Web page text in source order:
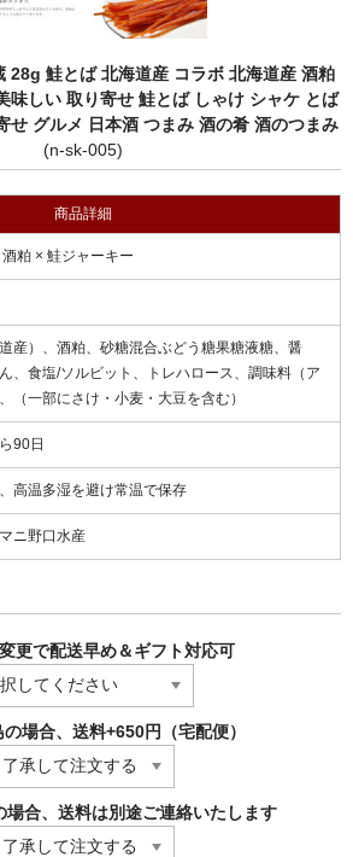
28g 鮭とば 北海道産 コラボ 北海道産 酒粕
味しい 取り寄せ 鮭とば しゃけ シャケ とば
せ グルメ 日本酒 つまみ 酒の肴 酒のつまみ
(n-sk-005)
商品詳細
粕 × 鮭ジャーキー
産）、酒粕、砂糖混合ぶどう糖果糖液糖、醤
、食塩/ソルビット、トレハロース、調味料（ア
（一部にさけ・小麦・大豆を含む）
90日
高温多湿を避け常温で保存
マニ野口水産
更で配送早め＆ギフト対応可
場合、送料+650円（宅配便）
場合、送料は別途ご連絡いたします